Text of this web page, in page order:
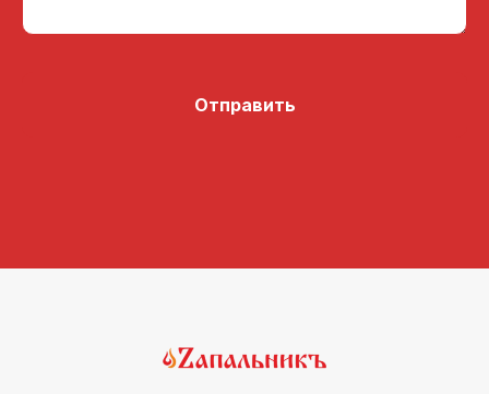
Отправить